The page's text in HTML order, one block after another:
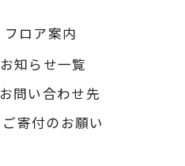
フロア案内
お知らせ一覧
お問い合わせ先
ご寄付のお願い